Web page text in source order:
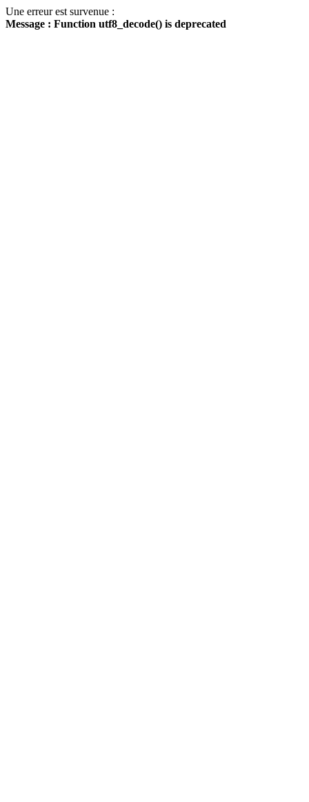
Une erreur est survenue :
Message : Function utf8_decode() is deprecated